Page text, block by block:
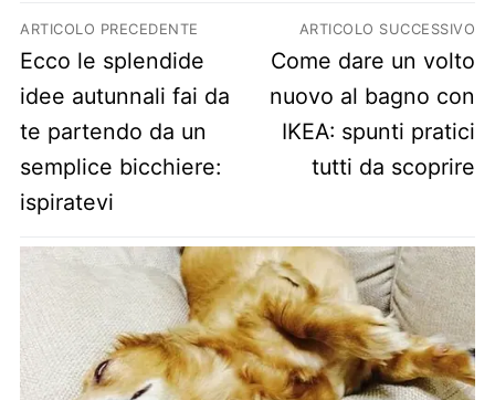
Navigazione articoli
ARTICOLO PRECEDENTE
Previous post:
Ecco le splendide
idee autunnali fai da
te partendo da un
semplice bicchiere:
ispiratevi
ARTICOLO SUCCESSIVO
Next post:
Come dare un volto
nuovo al bagno con
IKEA: spunti pratici
tutti da scoprire